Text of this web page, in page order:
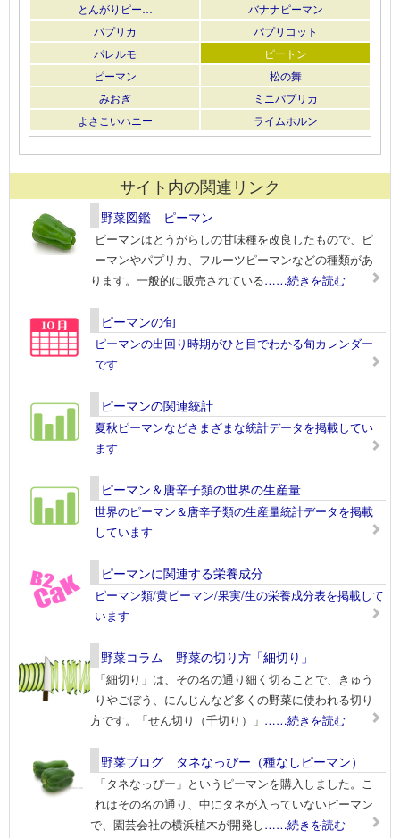
とんがりピー…
バナナピーマン
パプリカ
パプリコット
パレルモ
ピートン
ピーマン
松の舞
みおぎ
ミニパプリカ
よさこいハニー
ライムホルン
サイト内の関連リンク
野菜図鑑 ピーマン
ピーマンはとうがらしの甘味種を改良したもので、ピ
ーマンやパプリカ、フルーツピーマンなどの種類があ
ります。一般的に販売されている……続きを読む
ピーマンの旬
ピーマンの出回り時期がひと目でわかる旬カレンダー
です
ピーマンの関連統計
夏秋ピーマンなどさまざまな統計データを掲載してい
ます
ピーマン＆唐辛子類の世界の生産量
世界のピーマン＆唐辛子類の生産量統計データを掲載
しています
ピーマンに関連する栄養成分
ピーマン類/黄ピーマン/果実/生の栄養成分表を掲載して
います
野菜コラム 野菜の切り方「細切り」
「細切り」は、その名の通り細く切ることで、きゅう
りやごぼう、にんじんなど多くの野菜に使われる切り
方です。「せん切り（千切り）」 ……続きを読む
野菜ブログ タネなっぴー（種なしピーマン）
「タネなっぴー」というピーマンを購入しました。こ
れはその名の通り、中にタネが入っていないピーマン
で、園芸会社の横浜植木が開発し……続きを読む